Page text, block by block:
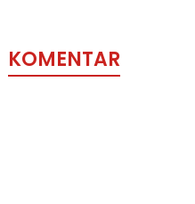
KOMENTAR